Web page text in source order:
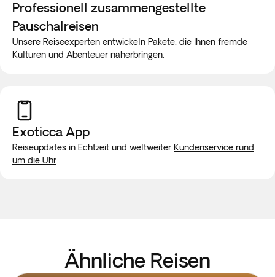
Professionell zusammengestellte
Pauschalreisen
Unsere Reiseexperten entwickeln Pakete, die Ihnen fremde
Kulturen und Abenteuer näherbringen.
Exoticca App
Reiseupdates in Echtzeit und weltweiter Kundenservice rund
um die Uhr
Ähnliche Reisen